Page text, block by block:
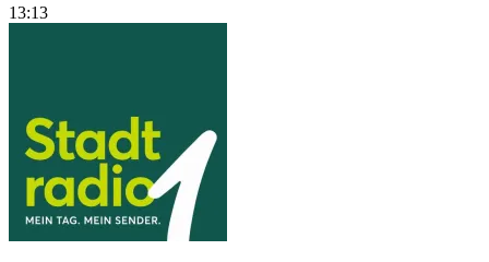
13:13